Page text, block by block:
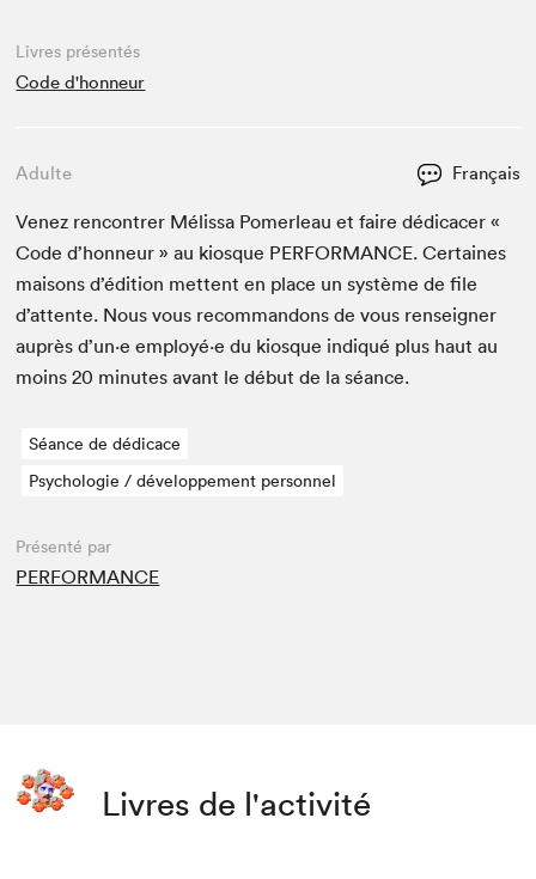
Livres présentés
Code d'honneur
Adulte Français
Venez ren­con­tr­er Mélis­sa Pomer­leau et faire dédi­cac­er «
Code d’hon­neur » au kiosque PER­FOR­MANCE. Cer­taines
maisons d’édi­tion met­tent en place un sys­tème de file
d’at­tente. Nous vous recom­man­dons de vous ren­seign­er
auprès d’un·e employé·e du kiosque indiqué plus haut au
moins20 min­utes avant le début de la séance.
Séance de dédicace
Psychologie / développement personnel
Présenté par
PERFORMANCE
Livres de l'activité